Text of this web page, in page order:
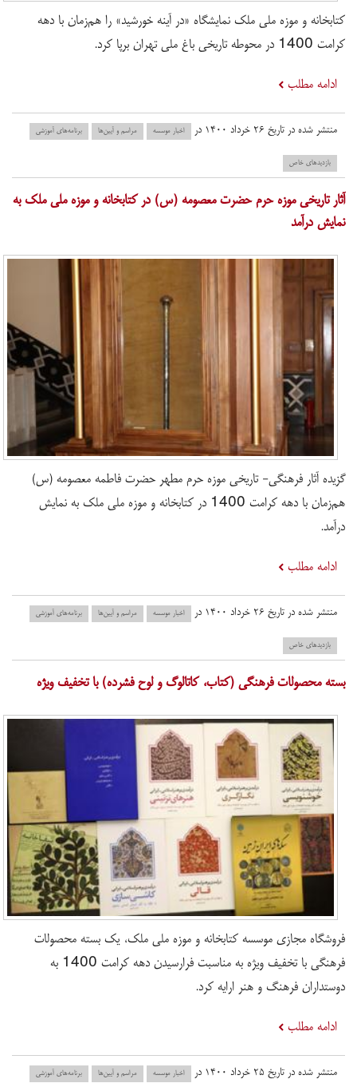
کتابخانه و موزه ملی ملک نمایشگاه «در آینه خورشید» را هم‌‌زمان با دهه
کرامت 1400 در محوطه تاریخی باغ ملی تهران برپا کرد.
ادامه مطلب
منتشر شده در تاریخ ۲۶ خرداد ۱۴۰۰ در اخبار موسسه مراسم و آیین‌ها برنامه‌های آموزشی
بازدید‌های خاص
آثار تاریخی موزه حرم حضرت معصومه (س) در کتابخانه و موزه ملی ملک به
نمایش درآمد
گزیده آثار فرهنگی- تاریخی موزه حرم مطهر حضرت فاطمه معصومه (س)
هم‌زمان با دهه کرامت 1400 در کتابخانه و موزه ملی ملک به نمایش
درآمد.
ادامه مطلب
منتشر شده در تاریخ ۲۶ خرداد ۱۴۰۰ در اخبار موسسه مراسم و آیین‌ها برنامه‌های آموزشی
بازدید‌های خاص
بسته محصولات فرهنگی (کتاب، کاتالوگ و لوح فشرده) با تخفیف ویژه
فروشگاه مجازی موسسه کتابخانه و موزه ملی ملک، یک بسته محصولات
فرهنگی با تخفیف ویژه به مناسبت فرارسیدن دهه کرامت 1400 به
دوستداران فرهنگ و هنر ارایه کرد.
ادامه مطلب
منتشر شده در تاریخ ۲۵ خرداد ۱۴۰۰ در اخبار موسسه مراسم و آیین‌ها برنامه‌های آموزشی